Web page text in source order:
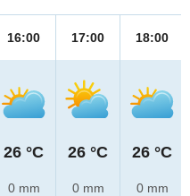
16:00
26 °C
0 mm
17:00
26 °C
0 mm
18:00
26 °C
0 mm